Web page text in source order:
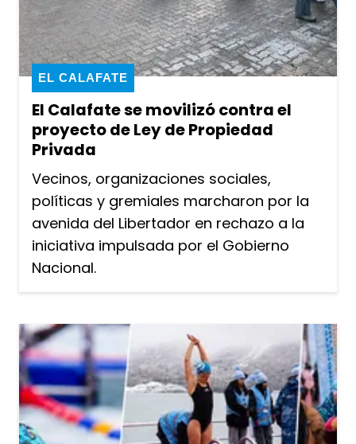
El Calafate se movilizó contra el
proyecto de Ley de Propiedad
Privada
EL CALAFATE
Vecinos, organizaciones sociales,
políticas y gremiales marcharon por la
avenida del Libertador en rechazo a la
iniciativa impulsada por el Gobierno
Nacional.